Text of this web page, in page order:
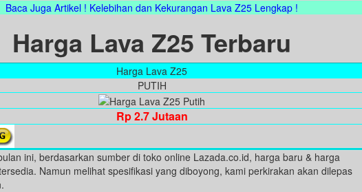
Baca Juga Artikel ! Kelebihan dan Kekurangan Lava Z25 Lengkap !
Harga Lava Z25 Terbaru
Harga Lava Z25
PUTIH
Rp 2.7 Jutaan
ini, berdasarkan sumber di toko online Lazada.co.id, harga baru & harga
Namun melihat spesifikasi yang diboyong, kami perkirakan akan dilepas